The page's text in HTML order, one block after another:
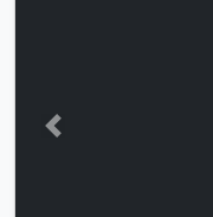
Anterior